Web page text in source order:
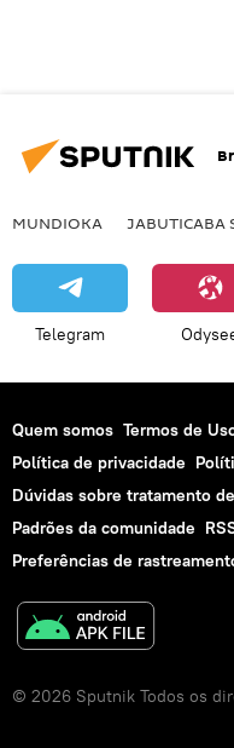
MUNDIOKA JABUTICABA
Telegram
Quem somos Termos de
Política de privacidade
Dúvidas sobre tratamento
Padrões da comunidade
Preferências de
© 2026 Sputnik Todos os